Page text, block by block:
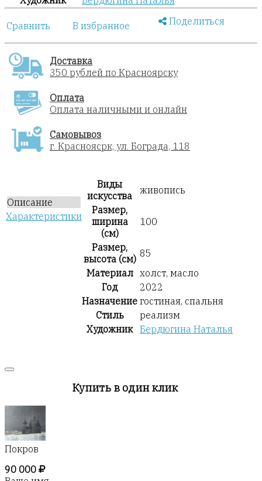
Сравнить В избранное Поделиться
Доставка
350 рублей по Красноярску
Оплата
Оплата наличными и онлайн
Самовывоз
г. Красноясрк, ул. Бограда, 118
Описание
Характеристики
Виды
искусства
живопись
Размер,
ширина
(см)
100
Размер,
высота (см) 85
Материал холст, масло
Год
2022
Назначение гостиная, спальня
Стиль
реализм
Художник Бердюгина Наталья
Купить в один клик
Покров
90 000